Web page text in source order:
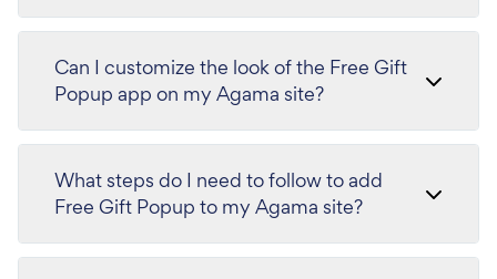
Can I customize the look of the Free Gift
Popup app on my Agama site?
What steps do I need to follow to add
Free Gift Popup to my Agama site?